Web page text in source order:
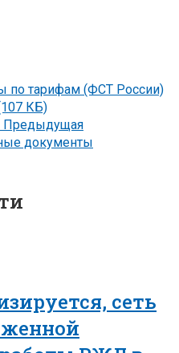
по тарифам (ФСТ России)
КБ)
Предыдущая
документы
сеть